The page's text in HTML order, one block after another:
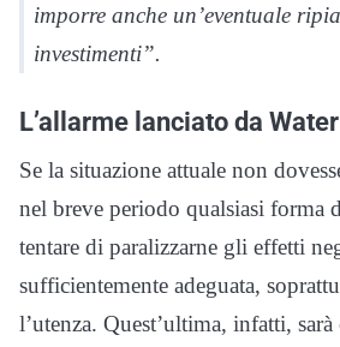
imporre anche un’eventuale
investimenti”.
L’allarme lanciato da
Se la situazione attuale non
nel breve periodo qualsiasi forma
tentare di paralizzarne gli effetti
sufficientemente adeguata,
l’utenza. Quest’ultima, infatti, sarà